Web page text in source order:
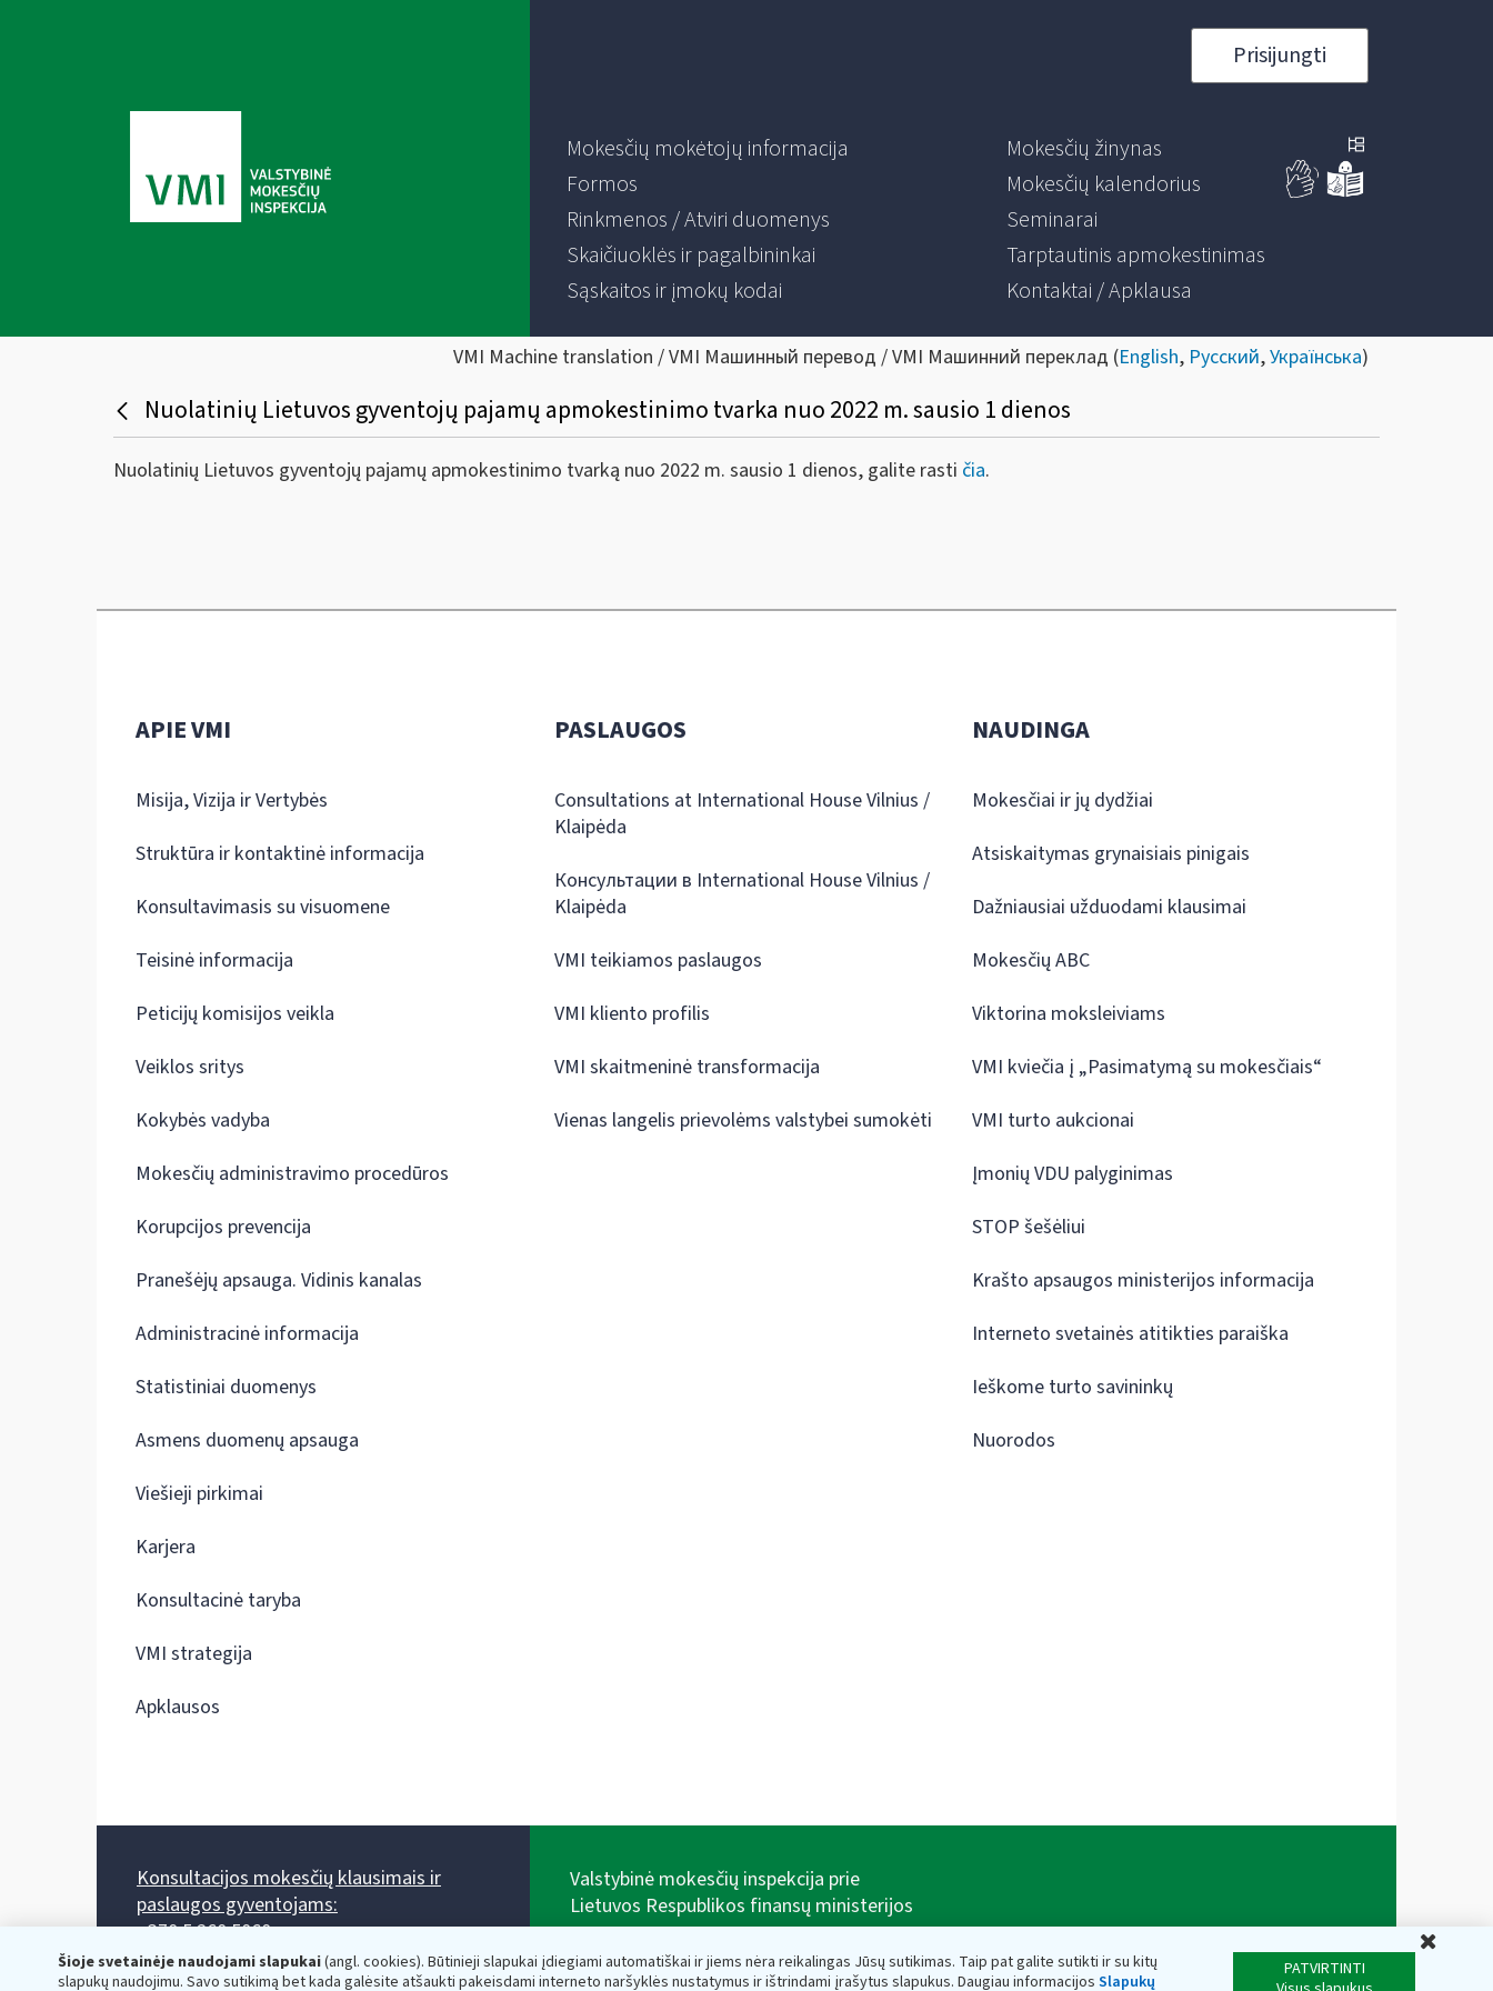
Prisijungti
Mokesčių mokėtojų informacija
Formos
Rinkmenos / Atviri duomenys
Skaičiuoklės ir pagalbininkai
Sąskaitos ir įmokų kodai
Mokesčių žinynas
Mokesčių kalendorius
Seminarai
Tarptautinis apmokestinimas
Kontaktai / Apklausa
VMI Machine translation / VMI Машинный перевод / VMI Машинний переклад (English, Русский,Українська)
Nuolatinių Lietuvos gyventojų pajamų apmokestinimo tvarka nuo 2022 m. sausio 1 dienos
Nuolatinių Lietuvos gyventojų pajamų apmokestinimo tvarką nuo 2022 m. sausio 1 dienos, galite rasti čia.
Šioje svetainėje naudojami slapukai(angl. cookies). Būtinieji slapukai įdiegiami automatiškai ir jiems nėra reikalingas Jūsų sutikimas. Taip pat galite sutikti ir su kitų
slapukų naudojimu. Savo sutikimą bet kada galėsite atšaukti pakeisdami interneto naršyklės nustatymus ir ištrindami įrašytus slapukus. Daugiau informacijos Slapukų
PATVIRTINTI
APIE VMI
Misija, Vizija ir Vertybės
Struktūra ir kontaktinė informacija
Konsultavimasis su visuomene
Teisinė informacija
Peticijų komisijos veikla
Veiklos sritys
Kokybės vadyba
Mokesčių administravimo procedūros
Korupcijos prevencija
Pranešėjų apsauga. Vidinis kanalas
Administracinė informacija
Statistiniai duomenys
Asmens duomenų apsauga
Viešieji pirkimai
Karjera
Konsultacinė taryba
VMI strategija
Apklausos
PASLAUGOS
Consultations at International House Vilnius /
Klaipėda
Консультации в International House Vilnius /
Klaipėda
VMI teikiamos paslaugos
VMI kliento profilis
VMI skaitmeninė transformacija
Vienas langelis prievolėms valstybei sumokėti
NAUDINGA
Mokesčiai ir jų dydžiai
Atsiskaitymas grynaisiais pinigais
Dažniausiai užduodami klausimai
Mokesčių ABC
Viktorina moksleiviams
VMI kviečia į „Pasimatymą su mokesčiais“
VMI turto aukcionai
Įmonių VDU palyginimas
STOP šešėliui
Krašto apsaugos ministerijos informacija
Interneto svetainės atitikties paraiška
Ieškome turto savininkų
Nuorodos
Konsultacijos mokesčių klausimais ir
paslaugos gyventojams:
+370 5 260 5060
Darbo laikas: I-IV 8.00-17.00, V 8.00-15.45.
Prieššventinę dieną - viena valanda trumpiau.
Valstybinė mokesčių inspekcija prie
Lietuvos Respublikos finansų ministerijos
adresas: Vasario 16-osios g. 14, 01107 Vilnius, Lietuva,
el.paštas:vmi@vmi.lt, E. pristatymo dėžutės adresas